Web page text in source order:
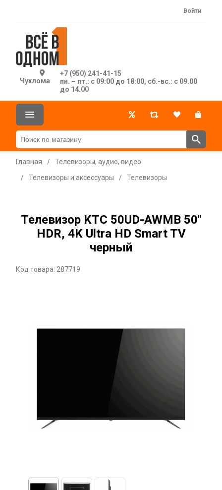
Чухлома
+7 (950) 241-41-15
пн. – пт.: с 09:00 до 18:00, сб.-вс.: с 09.00
до 14.00
Войти
Главная /
Телевизоры, аудио, видео
/
Телевизоры и аксессуары / Телевизоры
Телевизор KTC 50UD-AWMB 50"
HDR, 4K Ultra HD Smart TV
черный
Код товара: 287719